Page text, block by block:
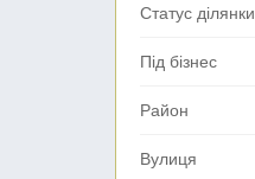
Статус ділянки
Під бізнес
Район
Вулиця